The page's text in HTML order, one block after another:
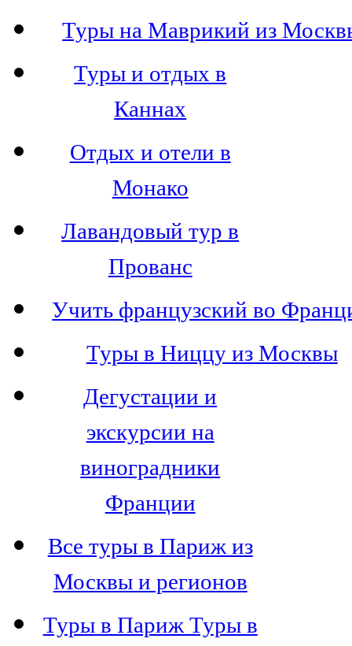
Туры на Маврикий из
Туры и отдых в
Каннах
Отдых и отели в
Монако
Лавандовый тур в
Прованс
Учить французский во
Туры в Ниццу из Москвы
Дегустации и
экскурсии на
виноградники
Франции
Все туры в Париж из
Москвы и регионов
Туры в Париж Туры в